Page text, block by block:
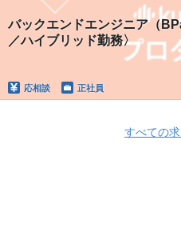
バックエンドエンジニア（
／ハイブリッド勤務〉
応相談 正社員
すべての